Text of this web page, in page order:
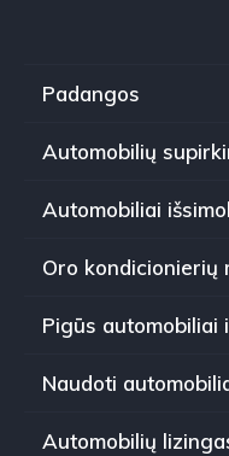
Padangos
Automobilių
Automobiliai
Oro kondicionierių
Pigūs automobiliai
Naudoti
Automobilių